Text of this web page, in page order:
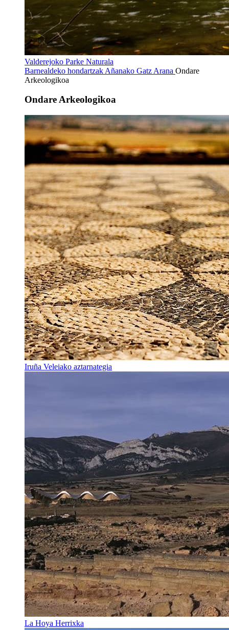
Valderejoko Parke Naturala
Barnealdeko hondartzak Añanako Gatz Arana Ondare
Arkeologikoa
Ondare Arkeologikoa
Iruña Veleiako aztarnategia
La Hoya Herrixka